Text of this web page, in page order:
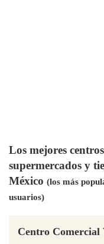
Los mejores
supermercados y
México (los más
usuarios)
Centro Comercial